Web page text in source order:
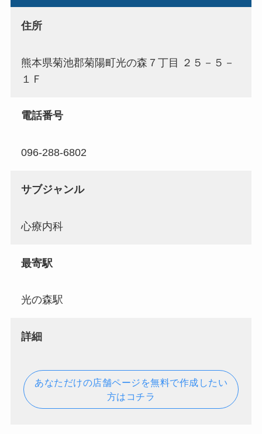
住所
熊本県菊池郡菊陽町光の森７丁目 ２５－５－
１Ｆ
電話番号
096-288-6802
サブジャンル
心療内科
最寄駅
光の森駅
詳細
あなただけの店舗ページを無料で作成したい
方はコチラ